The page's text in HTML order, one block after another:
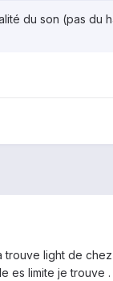
du son (pas du
trouve light de
es limite je trouve .